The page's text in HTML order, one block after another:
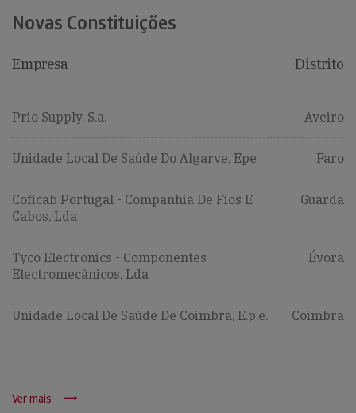
Novas Constituições
Empresa Distrito
Prio Supply, S.a. Aveiro
Unidade Local De Saúde Do Algarve, Epe Faro
Coficab Portugal - Companhia De Fios E
Cabos, Lda
Guarda
Tyco Electronics - Componentes
Electromecânicos, Lda
Évora
Unidade Local De Saúde De Coimbra, E.p.e. Coimbra
Ver mais